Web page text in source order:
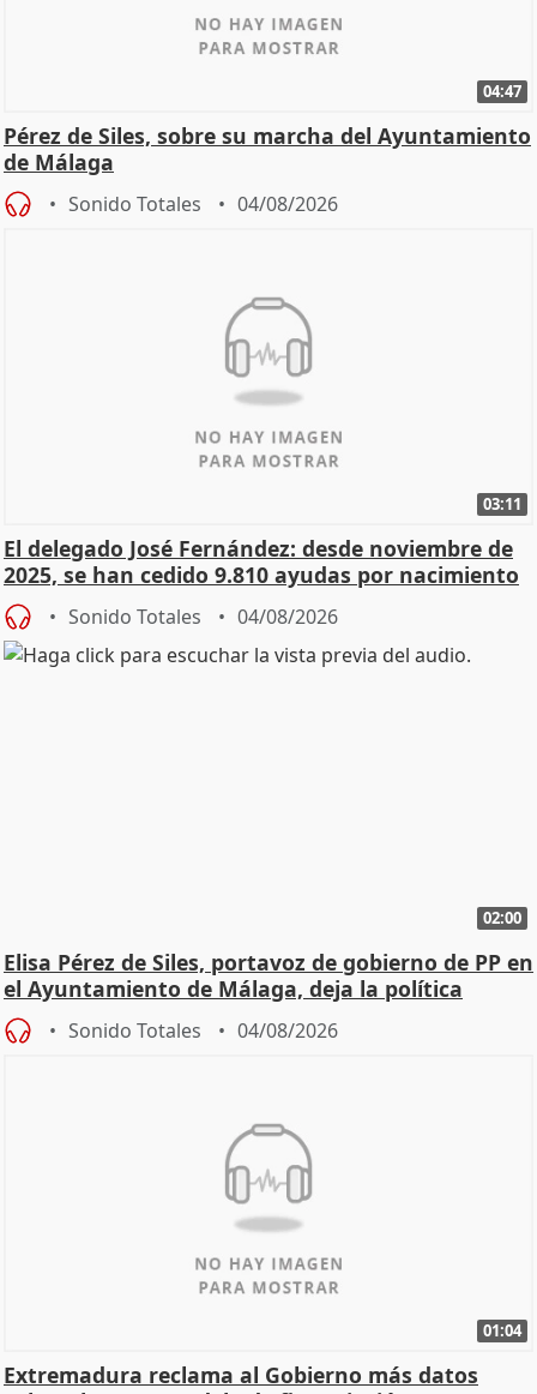
04:47
Pérez de Siles, sobre su marcha del Ayuntamiento
de Málaga
Sonido Totales 04/08/2026
03:11
El delegado José Fernández: desde noviembre de
2025, se han cedido 9.810 ayudas por nacimiento
Sonido Totales 04/08/2026
02:00
Elisa Pérez de Siles, portavoz de gobierno de PP en
el Ayuntamiento de Málaga, deja la política
Sonido Totales 04/08/2026
01:04
Extremadura reclama al Gobierno más datos